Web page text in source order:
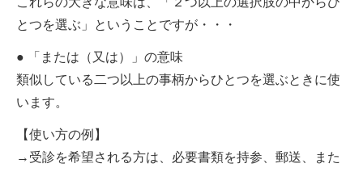
とつを選ぶ」ということですが・・・
● 「または（又は）」の意味
類似している二つ以上の事柄からひとつを選ぶときに使
います。
【使い方の例】
→受診を希望される方は、必要書類を持参、郵送、また